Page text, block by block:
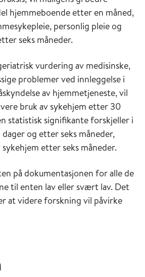
hjemme­bo­ende etter en måned,
per­son­lig pleie og
seks måneder.
vurdering av medisinske,
problemer ved innleggelse i
av hjem­metjeneste, vil
bruk av sykehjem etter 30
statistisk sig­ni­fi­kante forskjeller i
og etter seks måne­der,
etter seks måneder.
på dokumentasjonen for alle de
til enten lav eller svært lav. Det
at videre forskning vil påvirke